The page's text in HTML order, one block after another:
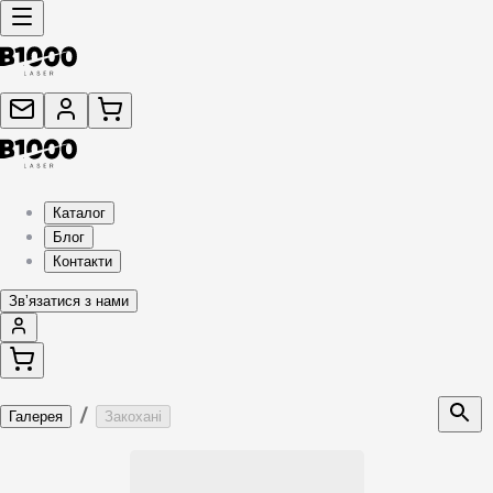
Каталог
Блог
Контакти
Звʼязатися з нами
Галерея / Закохані